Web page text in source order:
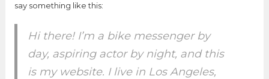
say something like this:
Hi there! I’m a bike messenger by
day, aspiring actor by night, and this
is my website. I live in Los Angeles,